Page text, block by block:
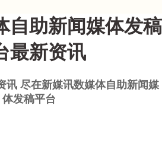
自助新闻媒体发稿
最新资讯
讯 尽在新媒讯数媒体自助新闻媒
体发稿平台